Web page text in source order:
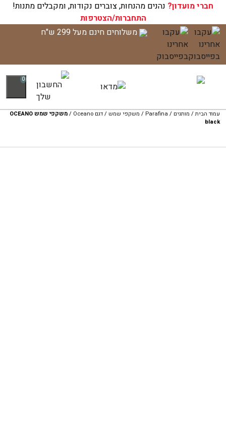
חברי מועדון? נהנים מהנחות, צוברים נקודות, ומקבלים מתנות!
התחברות/הצטרפות
דלג
לתוכן
משלוחים חינם מעל 299 ש"ח
0
עגלת הקניות שלך ריקה כעת!
עמוד הבית/ מותגים /
Parafina
/ משקפי שמש /דגם Oceano /
משקפי שמש OCEANO
black